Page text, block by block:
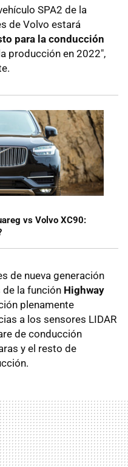
SPA2 de la
de Volvo estará
para la conducción
producción en 2022",
vs Volvo XC90:
de nueva generación
de la función Highway
plenamente
a los sensores LIDAR
de conducción
y el resto de